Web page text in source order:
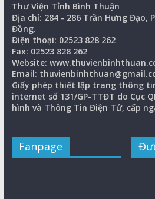
Thư Viện Tỉnh Bình Thuận
Địa chỉ: 284 - 286 Trần Hưng Đạo,
Đồng.
Điện thoại: 02523 828 262
Fax: 02523 828 262
Website:
Email:
Giấy phép thiết lập trang thông
internet số 131/GP-TTĐT do Cục
hình và Thông Tin Điện Tử, cấp
Fanpage